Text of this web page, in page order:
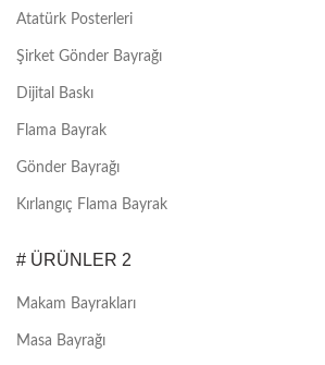
Atatürk Posterleri
Şirket Gönder Bayrağı
Dijital Baskı
Flama Bayrak
Gönder Bayrağı
Kırlangıç Flama Bayrak
# ÜRÜNLER 2
Makam Bayrakları
Masa Bayrağı